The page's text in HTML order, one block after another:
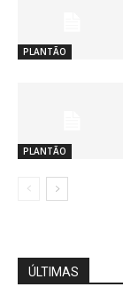
PLANTÃO
PLANTÃO
ÚLTIMAS